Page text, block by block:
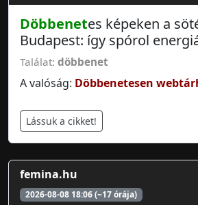
Döbbenetes képeken a
Budapest: így spórol
Találat: döbbenet
A valóság: Döbbenetesen
Lássuk a cikket!
femina.hu
2026-08-08 18:06 (~17 órája)